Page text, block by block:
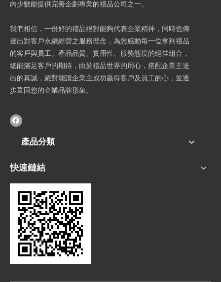
內少數能提供完善企劃專業的禮品公司之一。
我們相信，一份好的禮品絕對能夠代表企業精神，同時也傳
達出對客戶永續經營之服務理念，為您感動每一位拿到禮品
的客戶與員工。產品品質、實用性、服務態度的絕佳組合，
總能滿足客戶的期待，由於禮品世界的用心，搭配企業主送
出的真誠，絕對能讓企業主成功贏得客戶及員工的心，並逐
步鞏固您的企業品牌形象。
產品分類
快速鏈結